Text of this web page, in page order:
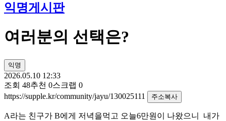
익명게시판
여러분의 선택은?
익명
2026.05.10 12:33
조회 48추천 0스크랩 0
https://supple.kr/community/jayu/130025111
주소복사
A라는 친구가 B에게 저녁을먹고 오늘6만원이 나왔으니 내가